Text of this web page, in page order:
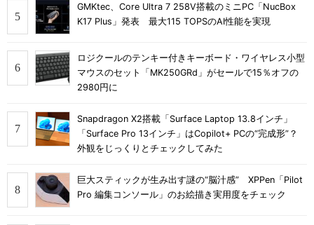
GMKtec、Core Ultra 7 258V搭載のミニPC「NucBox
K17 Plus」発表 最大115 TOPSのAI性能を実現
ロジクールのテンキー付きキーボード・ワイヤレス小型
マウスのセット「MK250GRd」がセールで15％オフの
2980円に
Snapdragon X2搭載「Surface Laptop 13.8インチ」
「Surface Pro 13インチ」はCopilot+ PCの“完成形”？
外観をじっくりとチェックしてみた
巨大スティックが生み出す謎の“脳汁感” XPPen「Pilot
Pro 編集コンソール」のお絵描き実用度をチェック